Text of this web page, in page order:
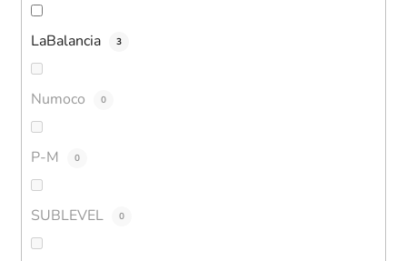
LaBalancia 3
Numoco 0
P-M 0
SUBLEVEL 0